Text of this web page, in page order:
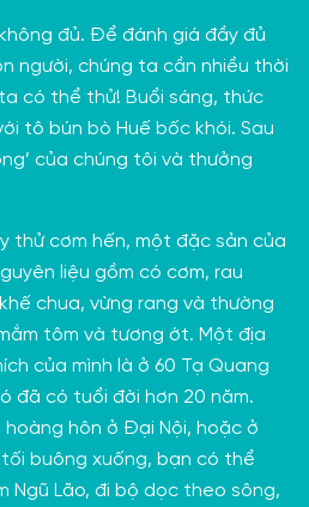
đủ. Để đánh giá đầy đủ
người, chúng ta cần nhiều thời
có thể thử! Buổi sáng, thức
tô bún bò Huế bốc khói. Sau
của chúng tôi và thưởng
thử cơm hến, một đặc sản của
liệu gồm có cơm, rau
chua, vừng rang và thường
tôm và tương ớt. Một địa
của mình là ở 60 Tạ Quang
đã có tuổi đời hơn 20 năm.
hôn ở Đại Nội, hoặc ở
tối buông xuống, bạn có thể
Ngũ Lão, đi bộ dọc theo sông,